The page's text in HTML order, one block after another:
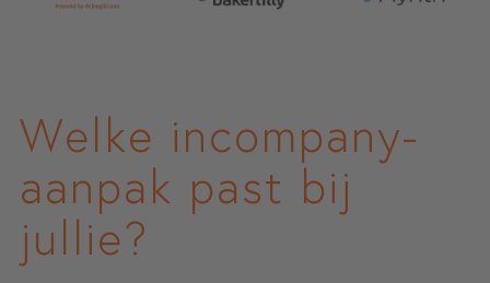
Welke incompany-
aanpak past bij
jullie?